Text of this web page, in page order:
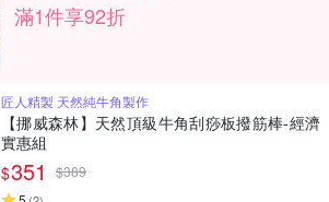
滿1件享92折
匠人精製 天然純牛角製作
【挪威森林】天然頂級牛角刮痧板撥筋棒-經濟
實惠組
$351 $389